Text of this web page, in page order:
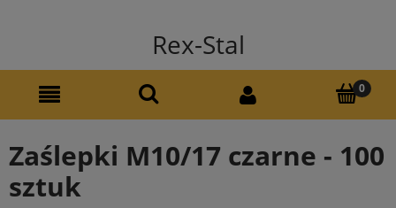
Rex-Stal
Zaślepki M10/17 czarne - 100
sztuk